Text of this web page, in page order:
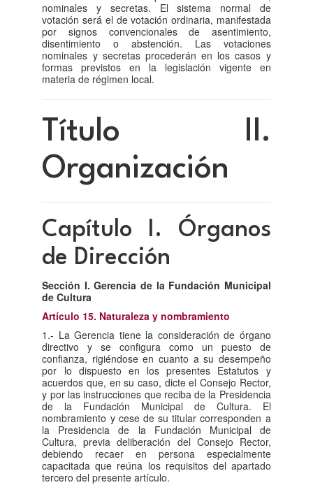
nominales y secretas. El sistema normal de
votación será el de votación ordinaria, manifestada
por signos convencionales de asentimiento,
disentimiento o abstención. Las votaciones
nominales y secretas procederán en los casos y
formas previstos en la legislación vigente en
materia de régimen local.
Título II.
Organización
Capítulo I. Órganos
de Dirección
Sección I. Gerencia de la Fundación Municipal
de Cultura
Artículo 15. Naturaleza y nombramiento
1.- La Gerencia tiene la consideración de órgano
directivo y se configura como un puesto de
confianza, rigiéndose en cuanto a su desempeño
por lo dispuesto en los presentes Estatutos y
acuerdos que, en su caso, dicte el Consejo Rector,
y por las instrucciones que reciba de la Presidencia
de la Fundación Municipal de Cultura. El
nombramiento y cese de su titular corresponden a
la Presidencia de la Fundación Municipal de
Cultura, previa deliberación del Consejo Rector,
debiendo recaer en persona especialmente
capacitada que reúna los requisitos del apartado
tercero del presente artículo.